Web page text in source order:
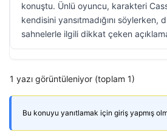
konuştu. Ünlü oyuncu, karakteri
kendisini yansıtmadığını söylerken,
sahnelerle ilgili dikkat çeken
1 yazı görüntüleniyor (toplam 1)
Bu konuyu yanıtlamak için giriş yapmış